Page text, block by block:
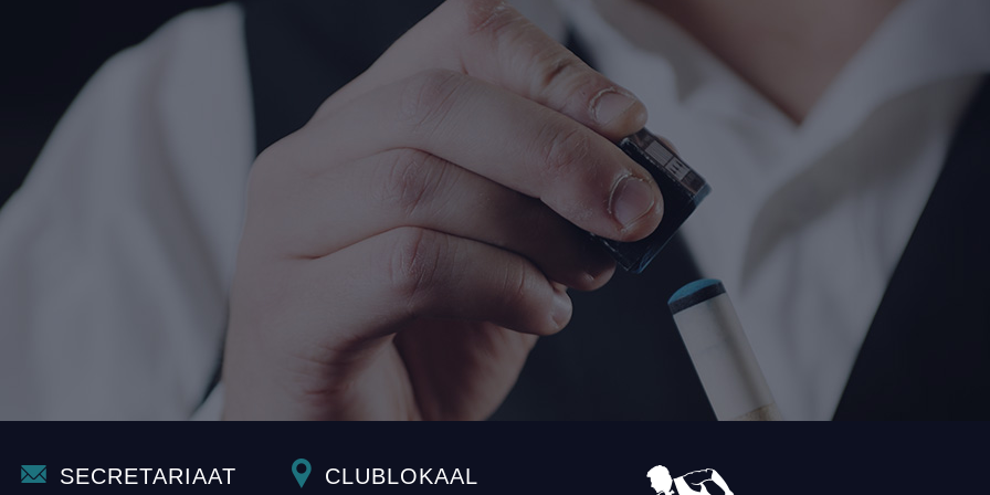
SECRETARIAAT CLUBLOKAAL